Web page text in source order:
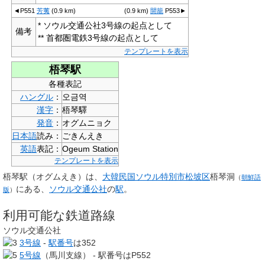
◄P551 芳荑 (0.9 km) (0.9 km) 開籠 P553►
備考
* ソウル交通公社3号線の起点として
** 首都圏電鉄3号線の起点として
テンプレートを表示
梧琴駅
各種表記
ハングル ： 오금역
漢字 ： 梧琴驛
発音 ： オグムニョク
日本語読み： ごきんえき
英語表記： Ogeum Station
テンプレートを表示
梧琴駅 （オグムえき）は、 大韓民国ソウル特別市松坡区梧琴洞 （朝鮮語
版 ） にある、 ソウル交通公社の駅。
利用可能な鉄道路線
ソウル交通公社
3号線 -駅番号は352
5号線 （馬川支線） - 駅番号はP552